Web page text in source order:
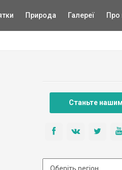
Природа Галереї Про
Станьте